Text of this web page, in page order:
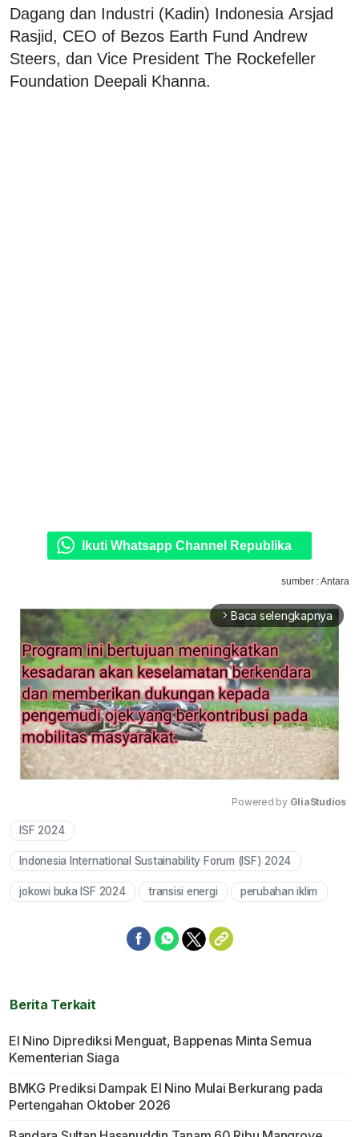
Dagang dan Industri (Kadin) Indonesia Arsjad
Rasjid, CEO of Bezos Earth Fund Andrew
Steers, dan Vice President The Rockefeller
Foundation Deepali Khanna.
Ikuti Whatsapp Channel Republika
sumber : Antara
arrow_forward_ios Baca selengkapnya
Powered by GliaStudios
ISF 2024
Indonesia International Sustainability Forum (ISF) 2024
jokowi buka ISF 2024 transisi energi perubahan iklim
Berita Terkait
El Nino Diprediksi Menguat, Bappenas Minta Semua
Kementerian Siaga
BMKG Prediksi Dampak El Nino Mulai Berkurang pada
Pertengahan Oktober 2026